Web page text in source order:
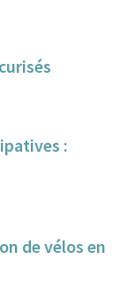
:
de vélos en